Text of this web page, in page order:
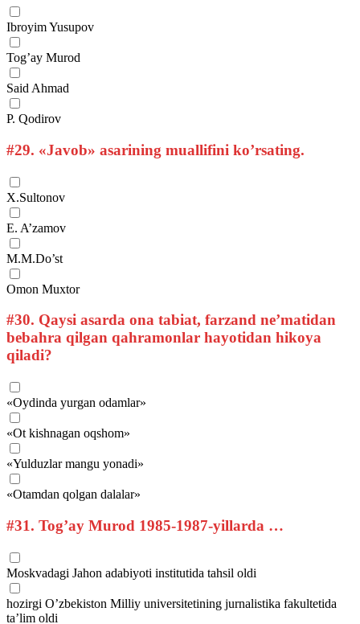
Ibroyim Yusupov
Tog’ay Murod
Said Ahmad
P. Qodirov
#29. «Javob» asarining muallifini ko’rsating.
X.Sultonov
E. A’zamov
M.M.Do’st
Omon Muxtor
#30. Qaysi asarda ona tabiat, farzand ne’matidan
bebahra qilgan qahramonlar hayotidan hikoya
qiladi?
«Oydinda yurgan odamlar»
«Ot kishnagan oqshom»
«Yulduzlar mangu yonadi»
«Otamdan qolgan dalalar»
#31. Tog’ay Murod 1985-1987-yillarda …
Moskvadagi Jahon adabiyoti institutida tahsil oldi
hozirgi O’zbekiston Milliy universitetining jurnalistika fakultetida
ta’lim oldi